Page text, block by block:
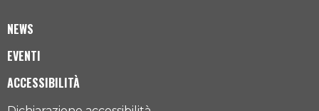
NEWS
EVENTI
ACCESSIBILITÀ